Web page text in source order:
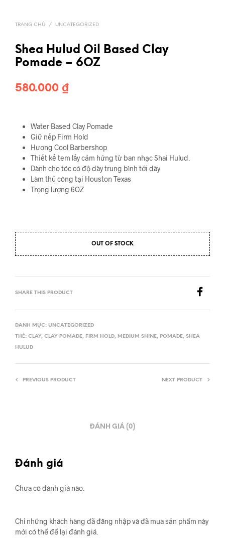
TRANG CHỦ / UNCATEGORIZED
Shea Hulud Oil Based Clay
Pomade – 6OZ
580.000 ₫
Water Based Clay Pomade
Giữ nếp Firm Hold
Hương Cool Barbershop
Thiết kế tem lấy cảm hứng từ ban nhạc Shai Hulud.
Dành cho tóc có độ dày trung bình tới dày
Làm thủ công tại Houston Texas
Trọng lượng 6OZ
OUT OF STOCK
SHARE THIS PRODUCT
DANH MỤC: UNCATEGORIZED
THẺ: CLAY, CLAY POMADE, FIRM HOLD, MEDIUM SHINE, POMADE, SHEA
HULUD
PREVIOUS PRODUCT NEXT PRODUCT
ĐÁNH GIÁ (0)
Đánh giá
Chưa có đánh giá nào.
Chỉ những khách hàng đã đăng nhập và đã mua sản phẩm này
mới có thể để lại đánh giá.